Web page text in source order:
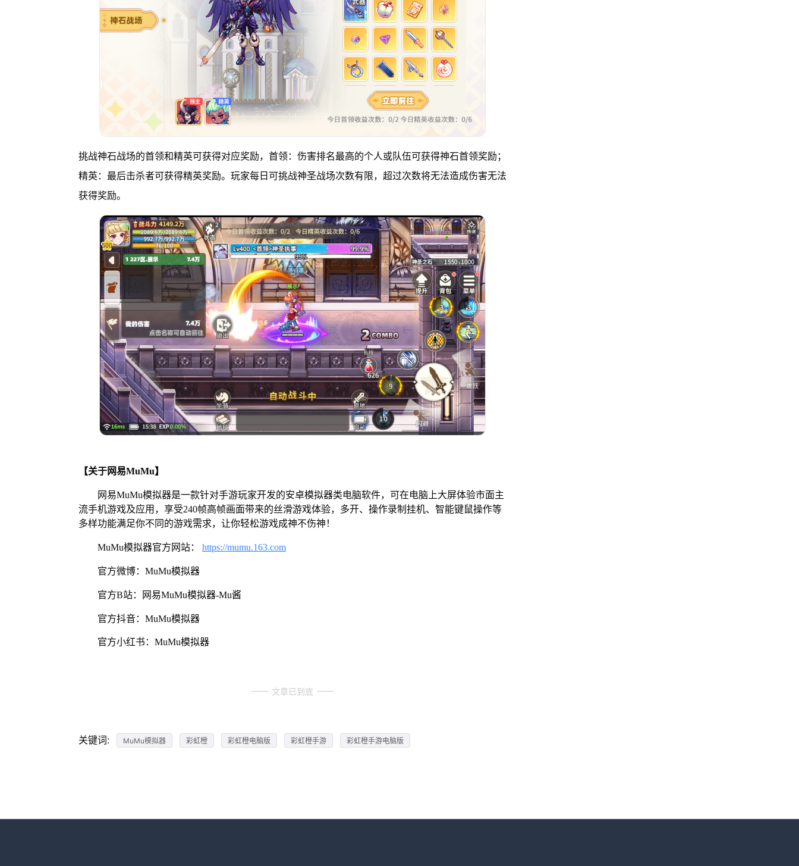
挑战神石战场的首领和精英可获得对应奖励，首领：伤害排名最高的个人或队伍可获得神石首领奖励；
精英：最后击杀者可获得精英奖励。玩家每日可挑战神圣战场次数有限，超过次数将无法造成伤害无法
获得奖励。
【关于网易MuMu】
网易MuMu模拟器是一款针对手游玩家开发的安卓模拟器类电脑软件，可在电脑上大屏体验市面主
流手机游戏及应用，享受240帧高帧画面带来的丝滑游戏体验，多开、操作录制挂机、智能键鼠操作等
多样功能满足你不同的游戏需求，让你轻松游戏成神不伤神！
MuMu模拟器官方网站： https://mumu.163.com
官方微博：MuMu模拟器
官方B站：网易MuMu模拟器-Mu酱
官方抖音：MuMu模拟器
官方小红书：MuMu模拟器
文章已到底
关键词: MuMu模拟器 彩虹橙 彩虹橙电脑版 彩虹橙手游 彩虹橙手游电脑版